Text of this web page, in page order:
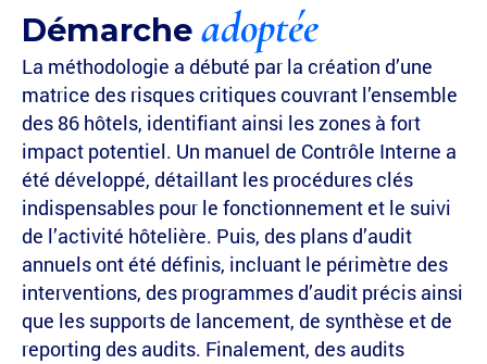
Démarche adoptée
La méthodologie a débuté par la création d’une
matrice des risques critiques couvrant l’ensemble
des 86 hôtels, identifiant ainsi les zones à fort
impact potentiel. Un manuel de Contrôle Interne a
été développé, détaillant les procédures clés
indispensables pour le fonctionnement et le suivi
de l’activité hôtelière. Puis, des plans d’audit
annuels ont été définis, incluant le périmètre des
interventions, des programmes d’audit précis ainsi
que les supports de lancement, de synthèse et de
reporting des audits. Finalement, des audits